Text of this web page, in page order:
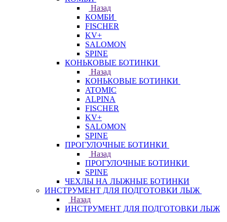
Назад
КОМБИ
FISCHER
KV+
SALOMON
SPINE
КОНЬКОВЫЕ БОТИНКИ
Назад
КОНЬКОВЫЕ БОТИНКИ
ATOMIC
ALPINA
FISCHER
KV+
SALOMON
SPINE
ПРОГУЛОЧНЫЕ БОТИНКИ
Назад
ПРОГУЛОЧНЫЕ БОТИНКИ
SPINE
ЧЕХЛЫ НА ЛЫЖНЫЕ БОТИНКИ
ИНСТРУМЕНТ ДЛЯ ПОДГОТОВКИ ЛЫЖ
Назад
ИНСТРУМЕНТ ДЛЯ ПОДГОТОВКИ ЛЫЖ